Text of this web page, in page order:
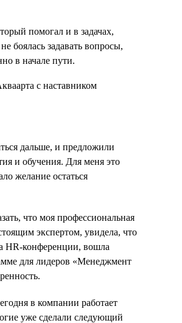
помогал и в задачах,
боялась задавать вопросы,
в начале пути.
дальше, и предложили
и обучения. Для меня это
желание остаться
что моя профессиональная
экспертом, увидела, что
HR-конференции, вошла
для лидеров «Менеджмент
в компании работает
уже сделали следующий